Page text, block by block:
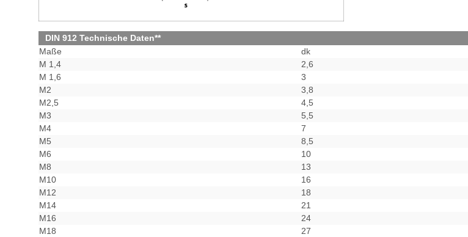
DIN 912 Technische Daten**
Maße
dk
M 1,4
2,6
M 1,6
3
M2
3,8
M2,5
4,5
M3
5,5
M4
7
M5
8,5
M6
10
M8
13
M10
16
M12
18
M14
21
M16
24
M18
27